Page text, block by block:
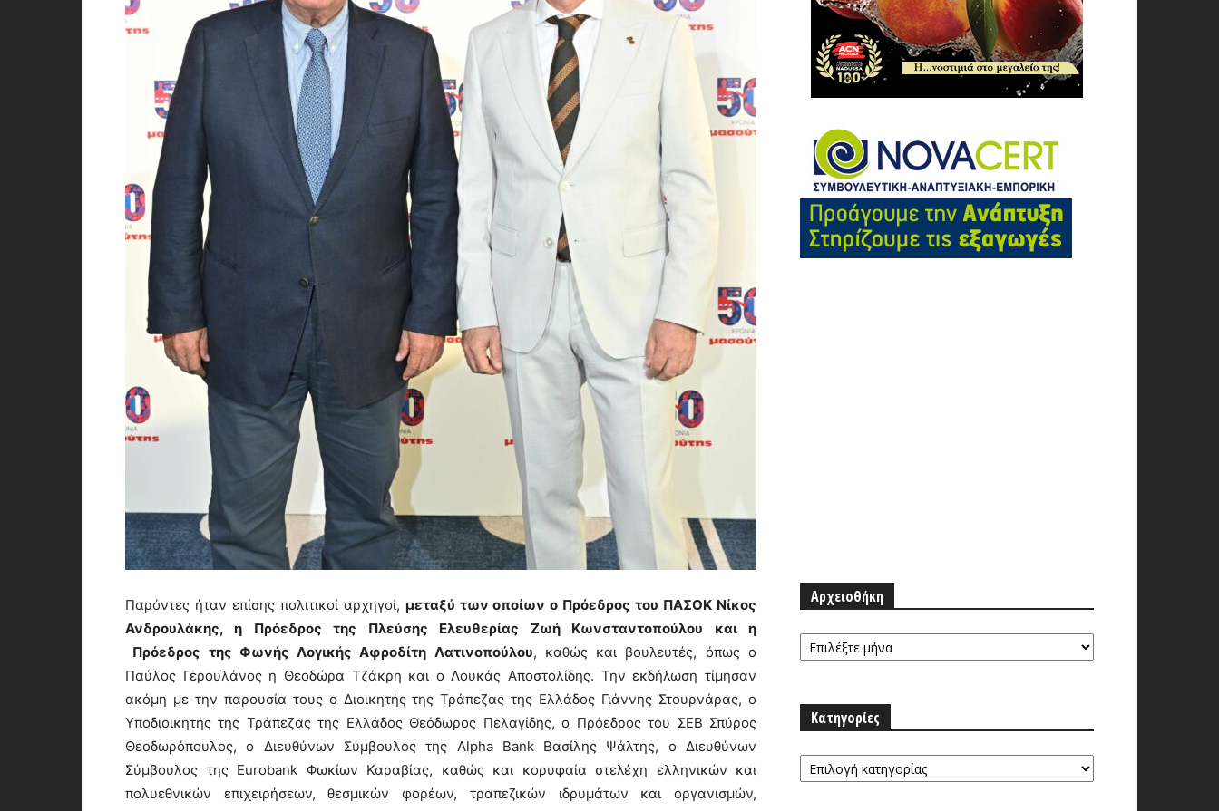
Παρόντες ήταν επίσης πολιτικοί αρχηγοί, μεταξύ των οποίων ο Πρόεδρος του ΠΑΣΟΚ Νίκος
Ανδρουλάκης, η Πρόεδρος της Πλεύσης Ελευθερίας Ζωή Κωνσταντοπούλου και η
Πρόεδρος της Φωνής Λογικής Αφροδίτη Λατινοπούλου, καθώς και βουλευτές, όπως ο
Παύλος Γερουλάνος η Θεοδώρα Τζάκρη και ο Λουκάς Αποστολίδης. Την εκδήλωση τίμησαν
ακόμη με την παρουσία τους ο Διοικητής της Τράπεζας της Ελλάδος Γιάννης Στουρνάρας, ο
Υποδιοικητής της Τράπεζας της Ελλάδος Θεόδωρος Πελαγίδης, ο Πρόεδρος του ΣΕΒ Σπύρος
Θεοδωρόπουλος, ο Διευθύνων Σύμβουλος της Alpha Bank Βασίλης Ψάλτης, ο Διευθύνων
Σύμβουλος της Eurobank Φωκίων Καραβίας, καθώς και κορυφαία στελέχη ελληνικών και
πολυεθνικών επιχειρήσεων, θεσμικών φορέων, τραπεζικών ιδρυμάτων και οργανισμών,
Αρχειοθήκη
Αρχειοθήκη
Κατηγορίες
Κατηγορίες